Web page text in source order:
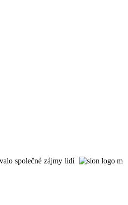
společné zájmy lidí